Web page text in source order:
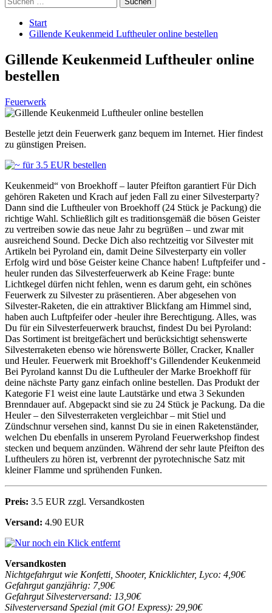
nach:
Start
Gillende Keukenmeid Luftheuler online bestellen
Gillende Keukenmeid Luftheuler online
bestellen
Feuerwerk
Bestelle jetzt dein Feuerwerk ganz bequem im Internet. Hier findest
zu günstigen Preisen.
Keukenmeid“ von Broekhoff – lauter Pfeifton garantiert Für Dich
gehören Raketen und Krach auf jeden Fall zu einer Silvesterparty?
Dann sind die Luftheuler von Broekhoff (24 Stück je Packung) die
richtige Wahl. Schließlich gilt es traditionsgemäß die bösen Geister
zu vertreiben sowie das neue Jahr zu begrüßen – und zwar mit
ausreichend Sound. Decke Dich also rechtzeitig vor Silvester mit
Artikeln bei Pyroland ein, damit Deine Silvesterparty ein voller
Erfolg wird und böse Geister keine Chance haben! Luftpfeifer und -
heuler runden das Silvesterfeuerwerk ab Keine Frage: bunte
Lichtkegel dürfen nicht fehlen, wenn es darum geht, ein schönes
Feuerwerk zu Silvester zu präsentieren. Aber abgesehen von
Silvester-Raketen, die ein attraktiver Blickfang am Himmel sind,
haben auch Luftpfeifer oder -heuler ihre Berechtigung. Alles, was
Du für ein Silvesterfeuerwerk brauchst, findest Du bei Pyroland:
Das Sortiment ist breitgefächert und berücksichtigt sehenswerte
Silvesterraketen ebenso wie hörenswerte Böller, Cracker, Knaller
und Heuler. Feuerwerk mit Broekhoff‘s Gillendender Keukenmeid
Bei Pyroland kannst Du die Luftheuler der Marke Broekhoff für
deine nächste Party ganz einfach online bestellen. Das Produkt der
Kategorie F1 weist eine laute Lautstärke und etwa 3 Sekunden
Brenndauer auf. Abgepackt sind sie zu 24 Stück je Packung. Da die
Heuler – den Silvesterraketen vergleichbar – mit Stiel und
Zündschnur versehen sind, kannst Du sie in einen Raketenständer,
welchen Du ebenfalls in unserem Pyroland Feuerwerkshop findest
stecken und bequem anzünden. Während der sehr laute Pfeifton des
Luftheulers zu hören ist, verbrennt der pyrotechnische Satz mit
kleiner Flamme und sprühenden Funken.
Preis: 3.5 EUR zzgl. Versandkosten
Versand: 4.90 EUR
Versandkosten
Nichtgefahrgut wie Konfetti, Shooter, Knicklichter, Lyco: 4,90€
Gefahrgut ganzjährig: 7,90€
Gefahrgut Silvesterversand: 13,90€
Silvesterversand Spezial (mit GO! Express): 29,90€